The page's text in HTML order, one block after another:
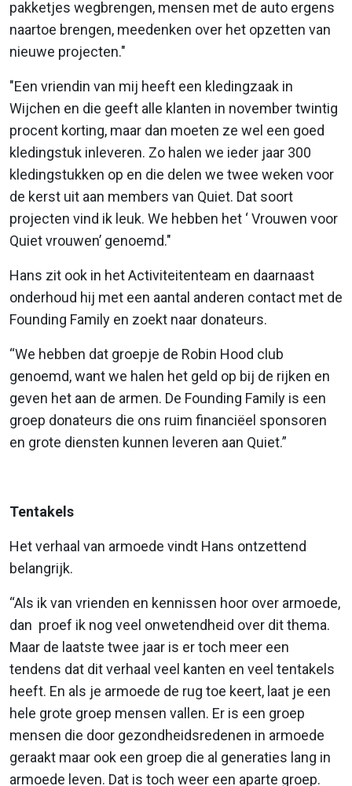
pakketjes wegbrengen, mensen met de auto ergens
naartoe brengen, meedenken over het opzetten van
nieuwe projecten."
"Een vriendin van mij heeft een kledingzaak in
Wijchen en die geeft alle klanten in november twintig
procent korting, maar dan moeten ze wel een goed
kledingstuk inleveren. Zo halen we ieder jaar 300
kledingstukken op en die delen we twee weken voor
de kerst uit aan members van Quiet. Dat soort
projecten vind ik leuk. We hebben het ‘ Vrouwen voor
Quiet vrouwen’ genoemd."
Hans zit ook in het Activiteitenteam en daarnaast
onderhoud hij met een aantal anderen contact met de
Founding Family en zoekt naar donateurs.
“We hebben dat groepje de Robin Hood club
genoemd, want we halen het geld op bij de rijken en
geven het aan de armen. De Founding Family is een
groep donateurs die ons ruim financiëel sponsoren
en grote diensten kunnen leveren aan Quiet.”
Tentakels
Het verhaal van armoede vindt Hans ontzettend
belangrijk.
“Als ik van vrienden en kennissen hoor over armoede,
dan proef ik nog veel onwetendheid over dit thema.
Maar de laatste twee jaar is er toch meer een
tendens dat dit verhaal veel kanten en veel tentakels
heeft. En als je armoede de rug toe keert, laat je een
hele grote groep mensen vallen. Er is een groep
mensen die door gezondheidsredenen in armoede
geraakt maar ook een groep die al generaties lang in
armoede leven. Dat is toch weer een aparte groep.